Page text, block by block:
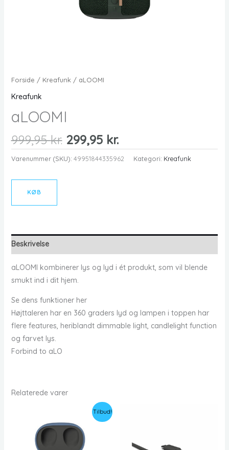
Forside / Kreafunk/ aLOOMI
Kreafunk
aLOOMI
999,95kr. Den
oprindelige
pris
299,95 kr.Den
aktuelle
pris
Varenummer (SKU): 49951844335962 Kategori: Kreafunk
KØB
Beskrivelse
aLOOMI kombinerer lys og lyd i ét produkt, som vil blende
smukt ind i dit hjem.
Se dens funktioner her
Højttaleren har en 360 graders lyd og lampen i toppen har
flere features, heriblandt dimmable light, candlelight function
og farvet lys.
Forbind to aLO
Relaterede varer
Tilbud!